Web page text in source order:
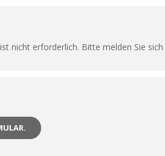
nicht erforderlich. Bitte melden Sie